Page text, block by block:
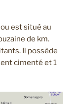
est situé au
de km.
Il possède
cimenté et 1